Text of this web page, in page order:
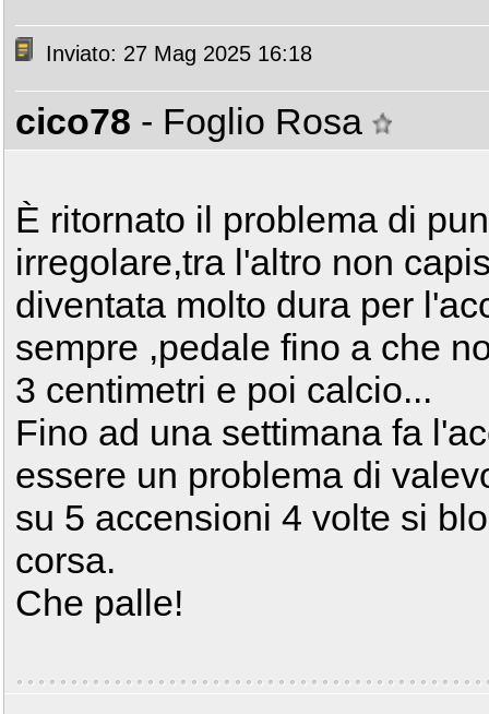
Inviato: 27 Mag 2025 16:18
cico78 - Foglio Rosa
È ritornato il problema di
irregolare,tra l'altro non
diventata molto dura per
sempre ,pedale fino a che
3 centimetri e poi calcio...
Fino ad una settimana fa
essere un problema di
su 5 accensioni 4 volte si
corsa.
Che palle!